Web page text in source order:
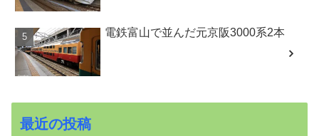
電鉄富山で並んだ元京阪3000系2本
最近の投稿